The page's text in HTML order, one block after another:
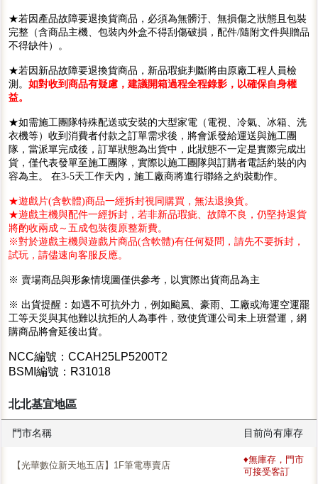
★若因產品故障要退換貨商品，必須為無髒汙、無損傷之狀態且包裝
完整（含商品主機、包裝內外盒不得刮傷破損，配件/隨附文件與贈品
不得缺件）。
★若因新品故障要退換貨商品，新品瑕疵判斷將由原廠工程人員檢
測。 如對收到商品有疑慮，建議開箱過程全程錄影，以確保自身權
益。
★如需施工團隊特殊配送或安裝的大型家電（電視、冷氣、冰箱、洗
衣機等）收到消費者付款之訂單需求後，將會派發給運送與施工團
隊，當派單完成後，訂單狀態為出貨中，此狀態不一定是實際完成出
貨，僅代表發單至施工團隊，實際以施工團隊與訂購者電話約裝的內
容為主。 在3-5天工作天內，施工廠商將進行聯絡之約裝動作。
★遊戲片(含軟體)商品一經拆封視同購買，無法退換貨。
★遊戲主機與配件一經拆封，若非新品瑕疵、故障不良，仍堅持退貨
將酌收兩成～五成包裝復原整新費。
※對於遊戲主機與遊戲片商品(含軟體)有任何疑問，請先不要拆封，
試玩，請儘速向客服反應。
※ 賣場商品與形象情境圖僅供參考，以實際出貨商品為主
※ 出貨提醒：如遇不可抗外力，例如颱風、豪雨、工廠或海運空運罷
工等天災與其他難以抗拒的人為事件，致使貨運公司未上班營運，網
購商品將會延後出貨。
NCC編號：CCAH25LP5200T2
BSMI編號：R31018
北北基宜地區
門市名稱 目前尚有庫存
【光華數位新天地五店】1F筆電專賣店
♦無庫存，門市
可接受客訂